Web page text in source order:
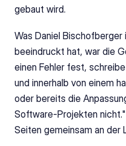
gebaut wird.
Was Daniel
beeindruckt hat, war die
einen Fehler fest,
und innerhalb von einem
oder bereits die
Software-Projekten
Seiten gemeinsam an der